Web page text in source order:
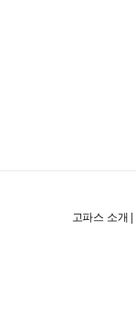
고파스 소개